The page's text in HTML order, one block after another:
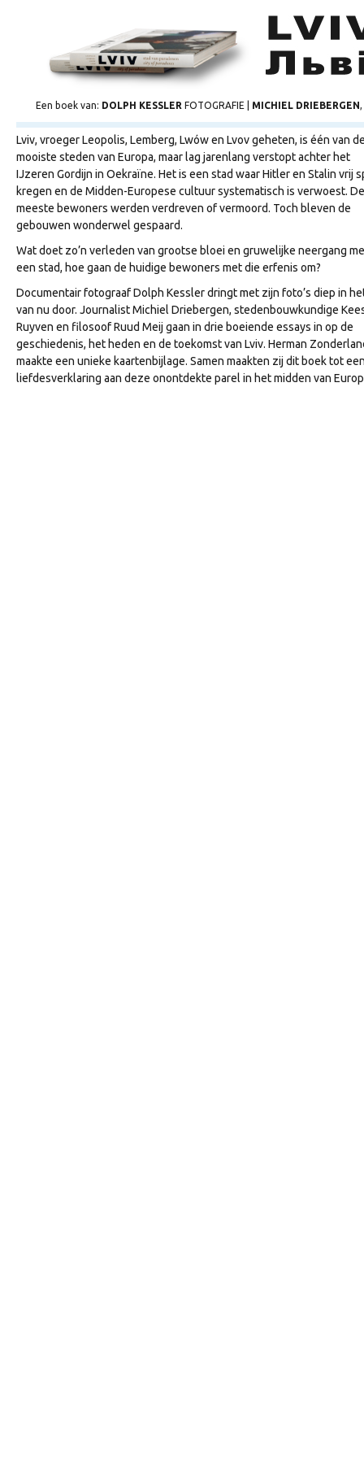
Een boek van: DOLPH KESSLER FOTOGRAFIE | MICHIEL DRIEBERGEN,
Lviv, vroeger Leopolis, Lemberg, Lwów en Lvov geheten, is één van
mooiste steden van Europa, maar lag jarenlang verstopt achter het
IJzeren Gordijn in Oekraïne. Het is een stad waar Hitler en Stalin vrij
kregen en de Midden-Europese cultuur systematisch is verwoest. De
meeste bewoners werden verdreven of vermoord. Toch bleven de
gebouwen wonderwel gespaard.
Wat doet zo’n verleden van grootse bloei en gruwelijke neergang
een stad, hoe gaan de huidige bewoners met die erfenis om?
Documentair fotograaf Dolph Kessler dringt met zijn foto’s diep in
van nu door. Journalist Michiel Driebergen, stedenbouwkundige
Ruyven en filosoof Ruud Meij gaan in drie boeiende essays in op de
geschiedenis, het heden en de toekomst van Lviv. Herman
maakte een unieke kaartenbijlage. Samen maakten zij dit boek tot
liefdesverklaring aan deze onontdekte parel in het midden van